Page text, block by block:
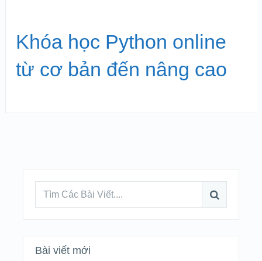
Khóa học Python online
từ cơ bản đến nâng cao
Bài viết mới